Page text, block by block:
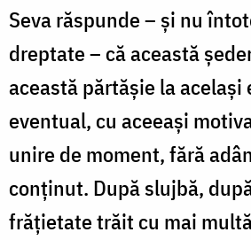
Seva răspunde – şi nu
dreptate – că această
această părtăşie la acelaşi
eventual, cu aceeaşi
unire de moment, fără
conţinut. După slujbă,
frăţietate trăit cu mai